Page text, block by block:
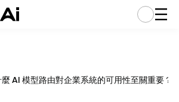
AI 模型路由對企業系統的可用性至關重要？